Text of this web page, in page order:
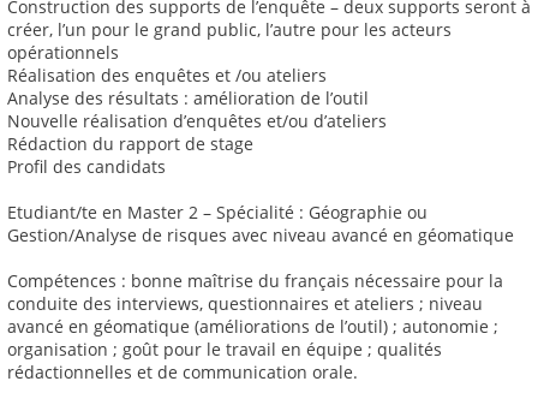
Construction des supports de l’enquête – deux supports seront à
créer, l’un pour le grand public, l’autre pour les acteurs
opérationnels
Réalisation des enquêtes et /ou ateliers
Analyse des résultats : amélioration de l’outil
Nouvelle réalisation d’enquêtes et/ou d’ateliers
Rédaction du rapport de stage
Profil des candidats
Etudiant/te en Master 2 – Spécialité : Géographie ou
Gestion/Analyse de risques avec niveau avancé en géomatique
Compétences : bonne maîtrise du français nécessaire pour la
conduite des interviews, questionnaires et ateliers ; niveau
avancé en géomatique (améliorations de l’outil) ; autonomie ;
organisation ; goût pour le travail en équipe ; qualités
rédactionnelles et de communication orale.